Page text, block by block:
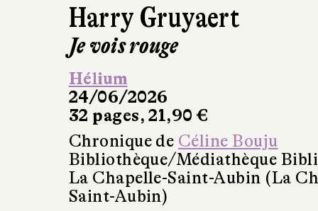
Harry Gruyaert
Je vois rouge
Hélium
24/06/2026
32 pages, 21,90 €
Chronique de Céline Bouju
Bibliothèque/Médiathèque
La Chapelle-Saint-Aubin (La
Saint-Aubin)